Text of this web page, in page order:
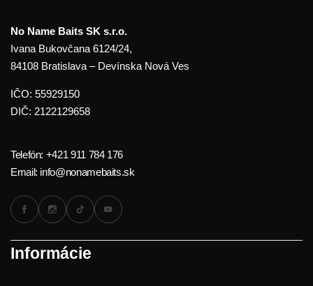
No Name Baits SK s.r.o.
Ivana Bukovčana 6124/24,
84108 Bratislava – Devínska Nová Ves
IČO: 55929150
DIČ: 2122129658
Telefón: +421 911 784 176
Email: info@nonamebaits.sk
Informácie